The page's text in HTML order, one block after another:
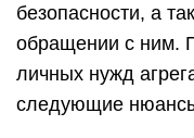
безопасности, а
обращении с ним.
личных нужд
следующие